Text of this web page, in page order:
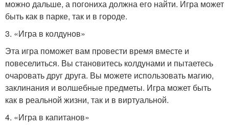
можно дальше, а погониха должна его найти. Игра может
быть как в парке, так и в городе.
3. «Игра в колдунов»
Эта игра поможет вам провести время вместе и
повеселиться. Вы становитесь колдунами и пытаетесь
очаровать друг друга. Вы можете использовать магию,
заклинания и волшебные предметы. Игра может быть
как в реальной жизни, так и в виртуальной.
4. «Игра в капитанов»